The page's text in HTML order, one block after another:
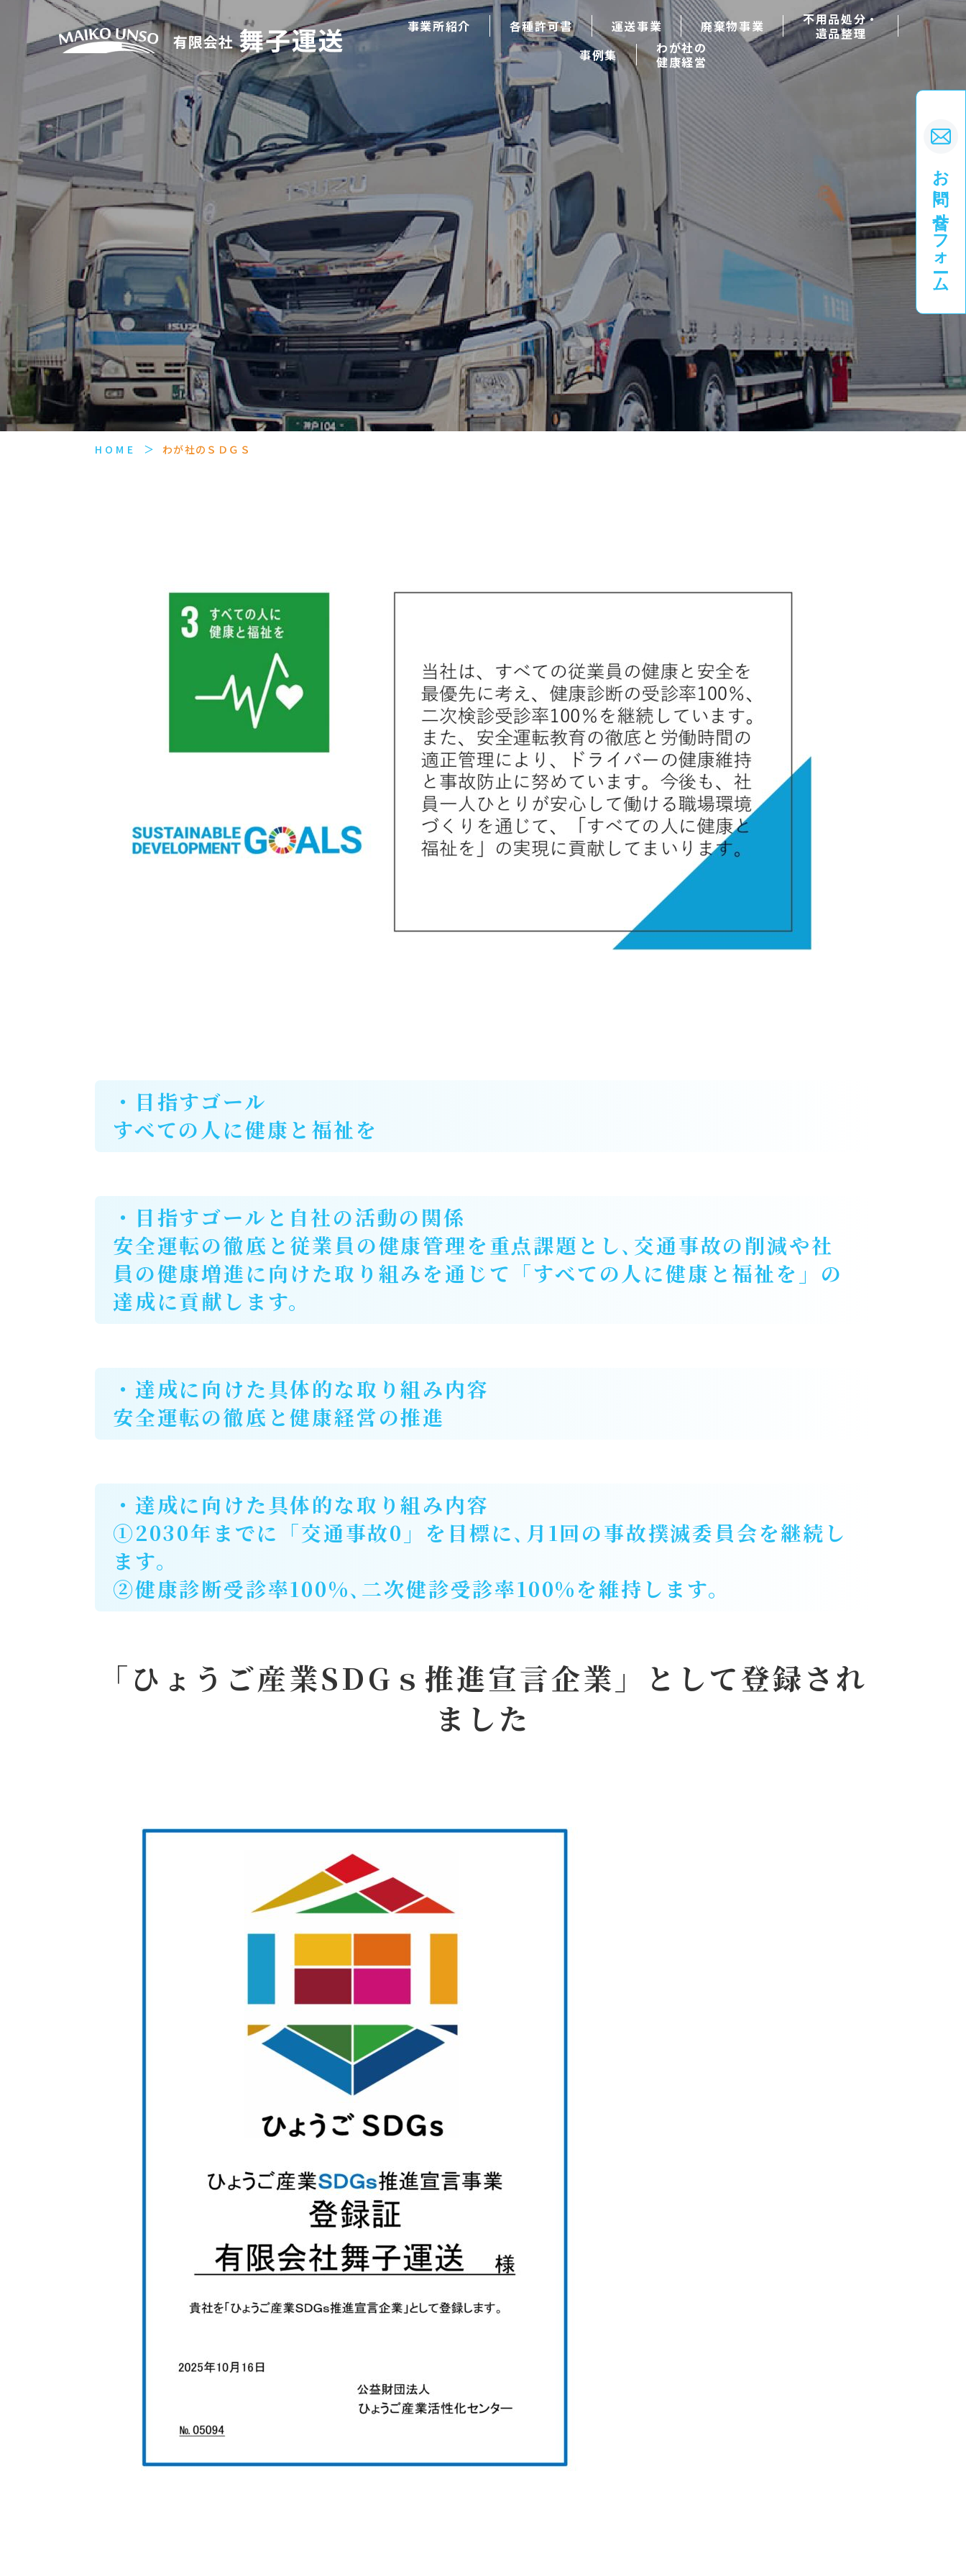
事業所紹介 各種許可書 運送事業 廃棄物事業
不用品処分・
遺品整理
事例集
わが社の
健康経営
HOME わが社のＳＤＧＳ
・目指すゴール
すべての人に健康と福祉を
・目指すゴールと自社の活動の関係
安全運転の徹底と従業員の健康管理を重点課題とし､交通事故の削減や社
員の健康増進に向けた取り組みを通じて「すべての人に健康と福祉を」の
達成に貢献します。
・達成に向けた具体的な取り組み内容
安全運転の徹底と健康経営の推進
・達成に向けた具体的な取り組み内容
①2030年までに「交通事故0」を目標に､月1回の事故撲滅委員会を継続し
ます。
②健康診断受診率100%､二次健診受診率100%を維持します。
「ひょうご産業SDGｓ推進宣言企業」として登録され
ました
お問い合せフォーム